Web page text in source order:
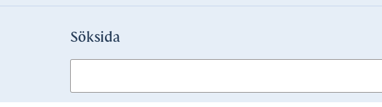
Söksida